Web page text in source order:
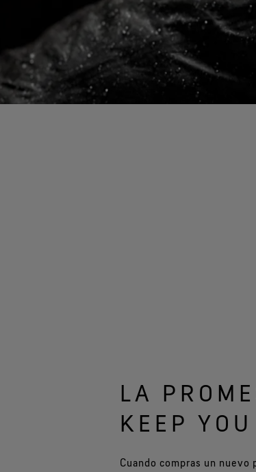
Pruebas de guantes
LA
KEEP
Cuando compras un nuevo